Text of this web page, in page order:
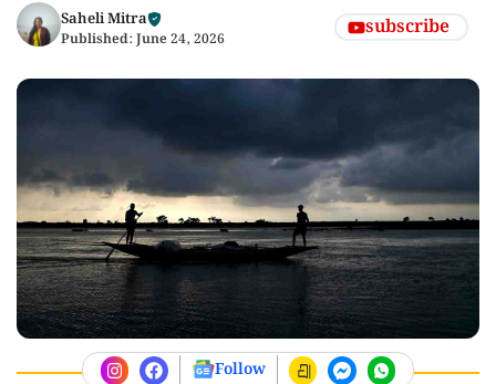
Saheli Mitra
Published: June 24, 2026 subscribe
Follow